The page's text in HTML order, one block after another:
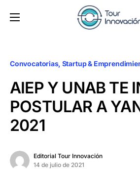
Convocatorias Startup &
AIEP Y UNAB TE
POSTULAR A
2021
Editorial Tour Innovación
14 de julio de 2021